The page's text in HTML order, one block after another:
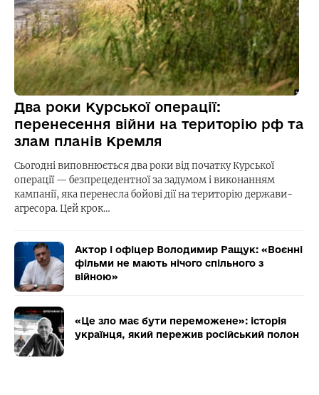
Два роки Курської операції:
перенесення війни на територію рф та
злам планів Кремля
Сьогодні виповнюється два роки від початку Курської
операції — безпрецедентної за задумом і виконанням
кампанії, яка перенесла бойові дії на територію держави-
агресора. Цей крок…
Актор і офіцер Володимир Ращук: «Воєнні
фільми не мають нічого спільного з
війною»
«Це зло має бути переможене»: історія
українця, який пережив російський полон